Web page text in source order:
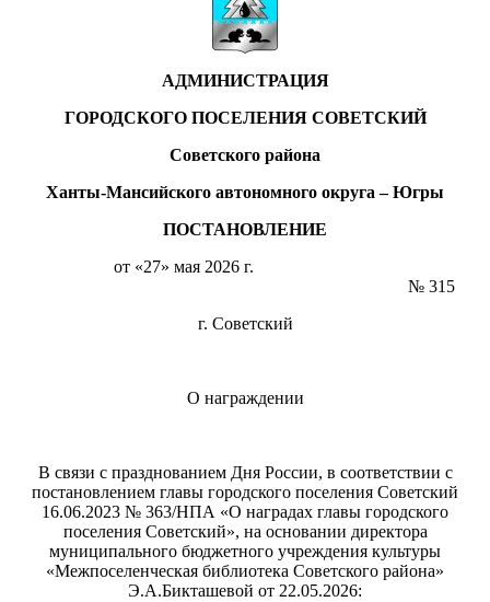
АДМИНИСТРАЦИЯ
ГОРОДСКОГО ПОСЕЛЕНИЯ СОВЕТСКИЙ
Советского района
Ханты-Мансийского автономного округа – Югры
ПОСТАНОВЛЕНИЕ
от «27» мая 2026 г.
№ 315
г. Советский
О награждении
В связи с празднованием Дня России, в соответствии с
постановлением главы городского поселения Советский
16.06.2023 № 363/НПА «О наградах главы городского
поселения Советский», на основании директора
муниципального бюджетного учреждения культуры
«Межпоселенческая библиотека Советского района»
Э.А.Бикташевой от 22.05.2026: